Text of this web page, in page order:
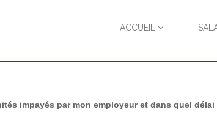
ACCUEIL
impayés par mon employeur et dans quel délai